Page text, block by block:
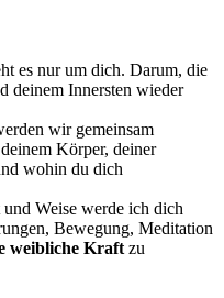
es nur um dich. Darum, die
deinem Innersten wieder
wir gemeinsam
Körper, deiner
wohin du dich
Weise werde ich dich
Bewegung, Meditation
weibliche Kraft zu